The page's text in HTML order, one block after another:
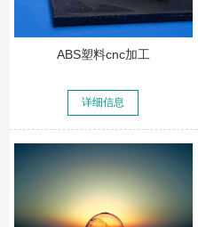
ABS塑料cnc加工
详细信息